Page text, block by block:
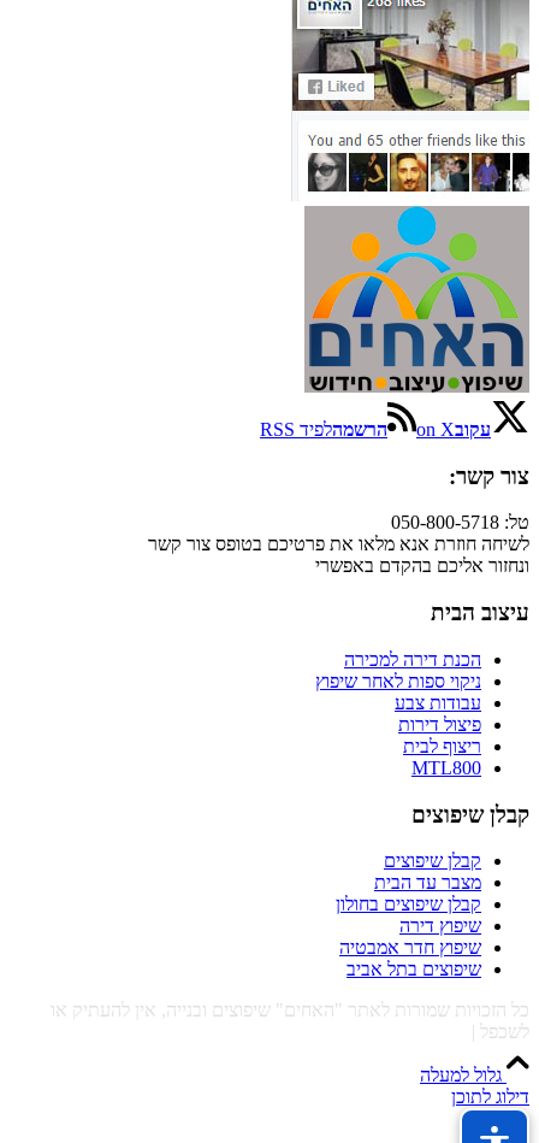
עקובon X הרשמהלפיד RSS
צור קשר:
טל: 050-800-5718
לשיחה חוזרת אנא מלאו את פרטיכם בטופס צור קשר
ונחזור אליכם בהקדם באפשרי
עיצוב הבית
הכנת דירה למכירה
ניקוי ספות לאחר שיפוץ
עבודות צבע
פיצול דירות
ריצוף לבית
MTL800
קבלן שיפוצים
קבלן שיפוצים
מצבר עד הבית
קבלן שיפוצים בחולון
שיפוץ דירה
שיפוץ חדר אמבטיה
שיפוצים בתל אביב
כל הזכויות שמורות לאתר "האחים" שיפוצים ובנייה, אין להעתיק או
לשכפל |
גלול למעלה
דילוג לתוכן